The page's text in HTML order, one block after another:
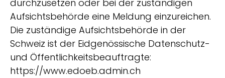
durchzusetzen oder bei der zuständigen
Aufsichtsbehörde eine Meldung einzureichen.
Die zuständige Aufsichtsbehörde in der
Schweiz ist der Eidgenössische Datenschutz-
und Öffentlichkeitsbeauftragte:
https://www.edoeb.admin.ch